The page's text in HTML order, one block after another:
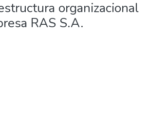
organizacional
RAS S.A.